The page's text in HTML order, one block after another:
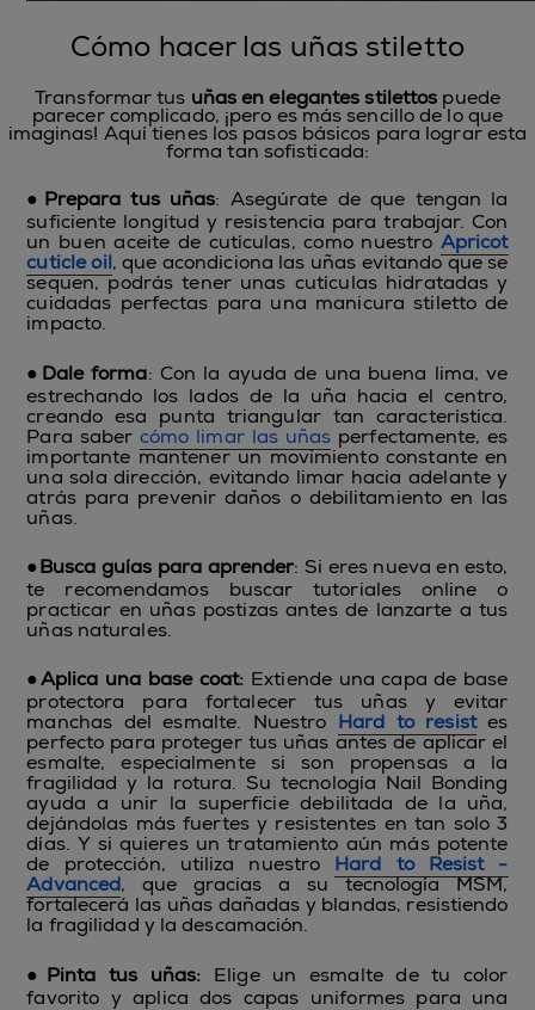
Cómo hacer las uñas stiletto
Transformar tus uñas en elegantes stilettos puede
parecer complicado, ¡pero es más sencillo de lo que
imaginas! Aquí tienes los pasos básicos para lograr esta
forma tan sofisticada:
● Prepara tus uñas: Asegúrate de que tengan la
suficiente longitud y resistencia para trabajar. Con
un buen aceite de cutículas, como nuestro Apricot
cuticle oil, que acondiciona las uñas evitando que se
sequen, podrás tener unas cutículas hidratadas y
cuidadas perfectas para una manicura stiletto de
impacto.
● Dale forma: Con la ayuda de una buena lima, ve
estrechando los lados de la uña hacia el centro,
creando esa punta triangular tan característica.
Para sabercómo limar las uñas perfectamente, es
importante mantener un movimiento constante en
una sola dirección, evitando limar hacia adelante y
atrás para prevenir daños o debilitamiento en las
uñas.
●Busca guías para aprender: Si eres nueva en esto,
te recomendamos buscar tutoriales online o
practicar en uñas postizas antes de lanzarte a tus
uñas naturales.
●Aplica una base coat: Extiende una capa de base
protectora para fortalecer tus uñas y evitar
manchas del esmalte. Nuestro Hard to resistes
perfecto para proteger tus uñas antes de aplicar el
esmalte, especialmente si son propensas a la
fragilidad y la rotura. Su tecnología Nail Bonding
ayuda a unir la superficie debilitada de la uña,
dejándolas más fuertes y resistentes en tan solo 3
días. Y si quieres un tratamiento aún más potente
de protección, utiliza nuestro Hard to Resist -
Advanced, que gracias a su tecnología MSM,
fortalecerá las uñas dañadas y blandas, resistiendo
la fragilidad y la descamación.
● Pinta tus uñas: Elige un esmalte de tu color
favorito y aplica dos capas uniformes para una